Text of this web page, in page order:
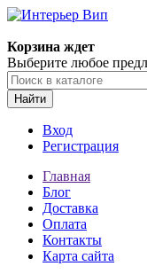
Корзина ждет
Выберите любое
Найти
Вход
Регистрация
Главная
Блог
Доставка
Оплата
Контакты
Карта сайта